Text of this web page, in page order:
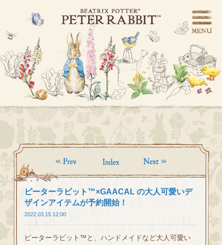
ピーターラビット™×GAACAL の大人可愛いデ
ザインアイテムが予約開始！
2022.03.15 12:00
ピーターラビット™と、ハンドメイドなど大人可愛い